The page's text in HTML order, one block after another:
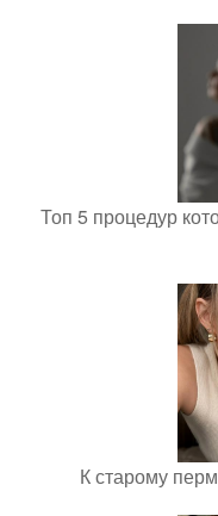
Топ 5 процедур
К старому